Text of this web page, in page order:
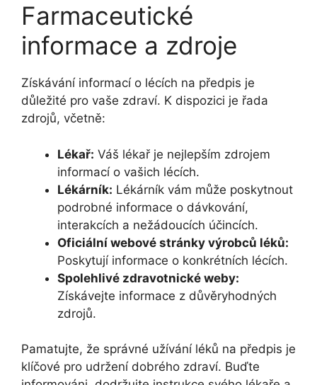
Farmaceutické
informace a zdroje
Získávání informací o lécích na předpis je
důležité pro vaše zdraví. K dispozici je řada
zdrojů, včetně:
Lékař: Váš lékař je nejlepším zdrojem
informací o vašich lécích.
Lékárník: Lékárník vám může poskytnout
podrobné informace o dávkování,
interakcích a nežádoucích účincích.
Oficiální webové stránky výrobců léků:
Poskytují informace o konkrétních lécích.
Spolehlivé zdravotnické weby:
Získávejte informace z důvěryhodných
zdrojů.
Pamatujte, že správné užívání léků na předpis je
klíčové pro udržení dobrého zdraví. Buďte